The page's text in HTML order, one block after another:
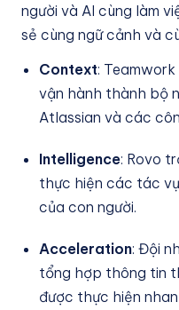
người và AI cùng làm
sẻ cùng ngữ cảnh và
Context:
vận hành thành bộ
Atlassian và các
Intelligence: Rovo
thực hiện các tác
của con người.
Acceleration: Đội
tổng hợp thông tin
được thực hiện